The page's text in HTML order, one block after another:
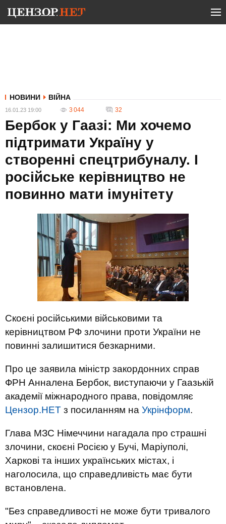
НОВИНИ ВІЙНА
16.01.23 19:00 3 044 32
Бербок у Гаазі: Ми хочемо
підтримати Україну у
створенні спецтрибуналу. І
російське керівництво не
повинно мати імунітету
Скоєні російськими військовими та
керівництвом РФ злочини проти України не
повинні залишитися безкарними.
Про це заявила міністр закордонних справ
ФРН Анналена Бербок, виступаючи у Гаазькій
академії міжнародного права, повідомляє
Цензор.НЕТ з посиланням на Укрінформ.
Глава МЗС Німеччини нагадала про страшні
злочини, скоєні Росією у Бучі, Маріуполі,
Харкові та інших українських містах, і
наголосила, що справедливість має бути
встановлена.
"Без справедливості не може бути тривалого